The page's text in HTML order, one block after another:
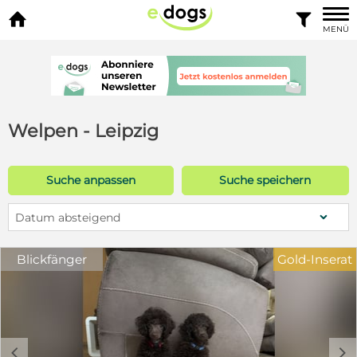
 
MENÜ
Welpen - Leipzig
Suche anpassen Suche speichern
Datum absteigend
Blickfänger
c d
Gold-Inserat